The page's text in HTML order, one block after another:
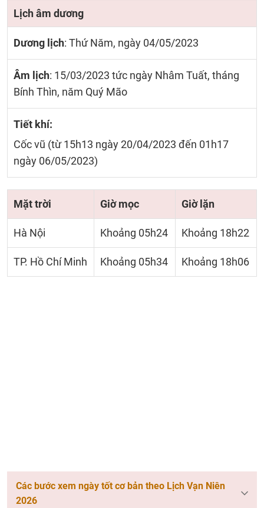
Lịch âm dương
Dương lịch: Thứ Năm, ngày 04/05/2023
Âm lịch: 15/03/2023 tức ngày Nhâm Tuất, tháng
Bính Thìn, năm Quý Mão
Tiết khí:
Cốc vũ (từ 15h13 ngày 20/04/2023 đến 01h17
ngày 06/05/2023)
Mặt trời Giờ mọc Giờ lặn
Hà Nội Khoảng 05h24 Khoảng 18h22
TP. Hồ Chí Minh Khoảng 05h34 Khoảng 18h06
Các bước xem ngày tốt cơ bản theo Lịch Vạn Niên
2026